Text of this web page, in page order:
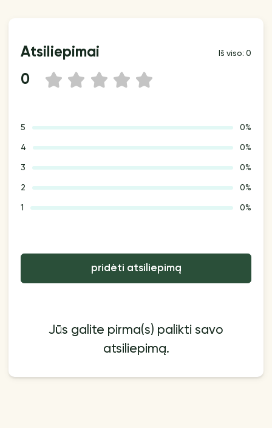
Atsiliepimai Iš viso: 0
0 5
4
3
2
1
5 0%
4 0%
3 0%
2 0%
1 0%
pridėti atsiliepimą
Jūs galite pirma(s) palikti savo
atsiliepimą.